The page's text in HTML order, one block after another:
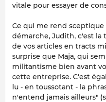
vitale pour essayer de
Ce qui me rend
démarche, Judith, c'est
de vos articles en tracts
surprise que Maja, qui
militantisme bien avant
cette entreprise. C'est
lu - en toussotant - la
n'entend jamais ailleurs"